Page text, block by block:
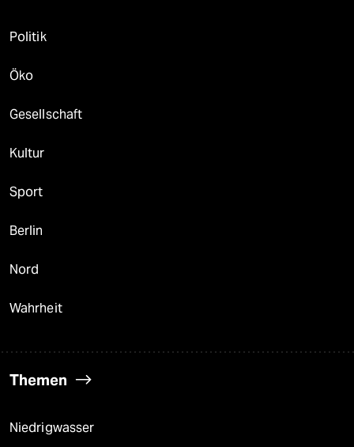
Politik
Öko
Gesellschaft
Kultur
Sport
Berlin
Nord
Wahrheit
Themen
Niedrigwasser